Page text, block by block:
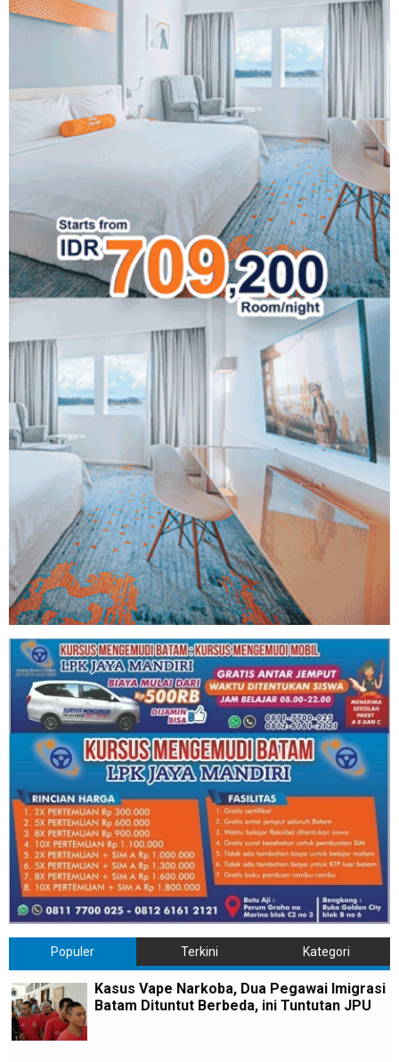
Populer Terkini Kategori
Kasus Vape Narkoba, Dua Pegawai Imigrasi
Batam Dituntut Berbeda, ini Tuntutan JPU